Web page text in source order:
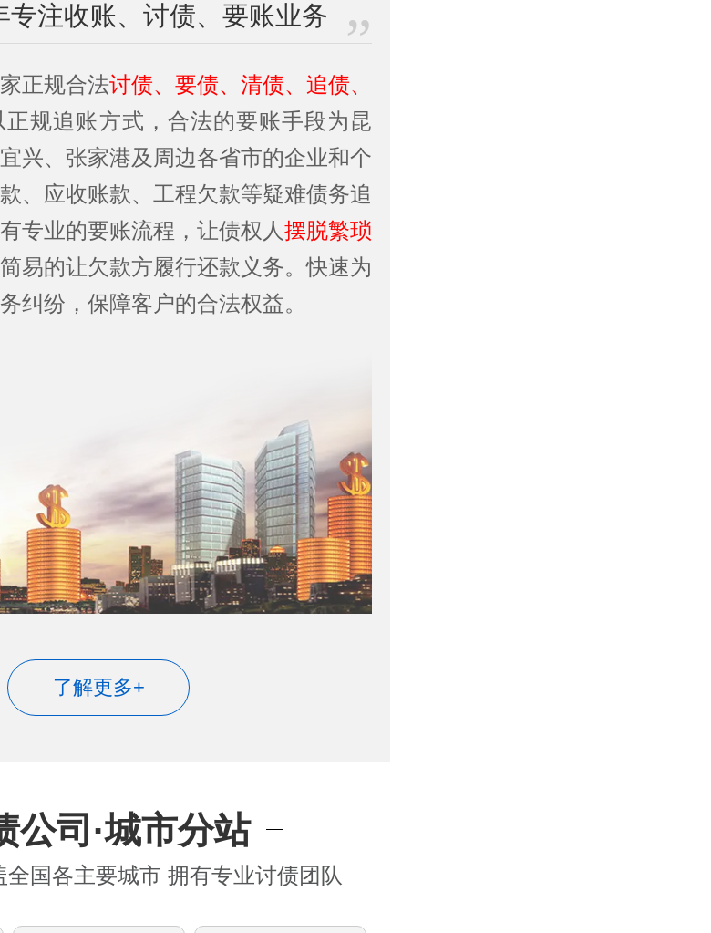
专注收账、讨债、要账业务
正规合法讨债、要债、清债、追债、
正规追账方式，合法的要账手段为昆
兴、张家港及周边各省市的企业和个
、应收账款、工程欠款等疑难债务追
专业的要账流程，让债权人摆脱繁琐
简易的让欠款方履行还款义务。快速为
纠纷，保障客户的合法权益。
了解更多+
公司·城市分站
国各主要城市 拥有专业讨债团队